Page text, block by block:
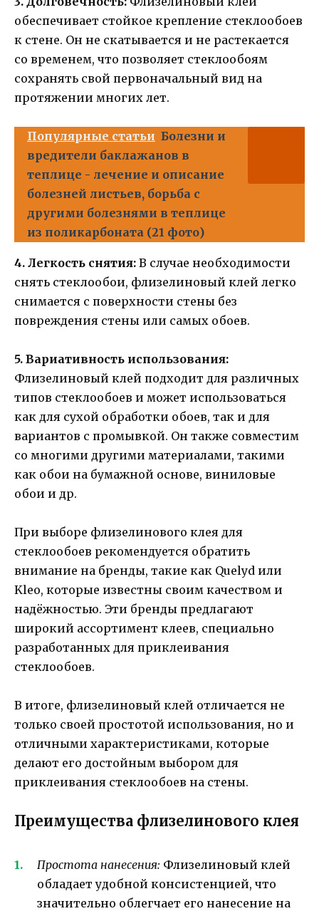
обеспечивает стойкое крепление стеклообоев
к стене. Он не скатывается и не растекается
со временем, что позволяет стеклообоям
сохранять свой первоначальный вид на
протяжении многих лет.
Популярные статьи Болезни и
вредители баклажанов в
теплице - лечение и описание
болезней листьев, борьба с
другими болезнями в теплице
из поликарбоната (21 фото)
4. Легкость снятия: В случае необходимости
снять стеклообои, флизелиновый клей легко
снимается с поверхности стены без
повреждения стены или самых обоев.
5. Вариативность использования:
Флизелиновый клей подходит для различных
типов стеклообоев и может использоваться
как для сухой обработки обоев, так и для
вариантов с промывкой. Он также совместим
со многими другими материалами, такими
как обои на бумажной основе, виниловые
обои и др.
При выборе флизелинового клея для
стеклообоев рекомендуется обратить
внимание на бренды, такие как Quelyd или
Kleo, которые известны своим качеством и
надёжностью. Эти бренды предлагают
широкий ассортимент клеев, специально
разработанных для приклеивания
стеклообоев.
В итоге, флизелиновый клей отличается не
только своей простотой использования, но и
отличными характеристиками, которые
делают его достойным выбором для
приклеивания стеклообоев на стены.
Преимущества флизелинового клея
Простота нанесения: Флизелиновый клей
обладает удобной консистенцией, что
значительно облегчает его нанесение на